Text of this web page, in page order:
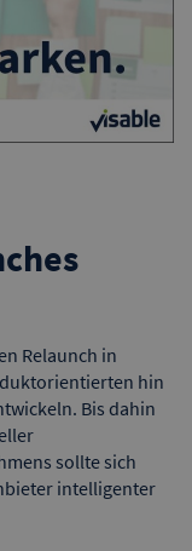
Relaunch in
hin
Bis dahin
sollte sich
intelligenter